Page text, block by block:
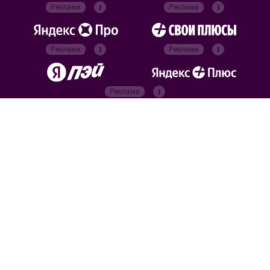
Реклама Реклама
Реклама Реклама
Реклама